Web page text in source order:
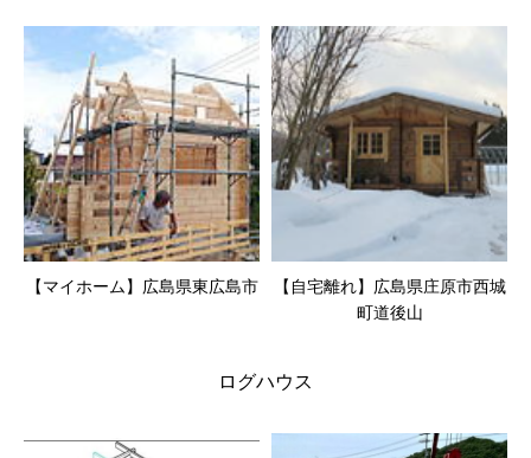
【マイホーム】広島県東広島市
【自宅離れ】広島県庄原市西城
町道後山
ログハウス